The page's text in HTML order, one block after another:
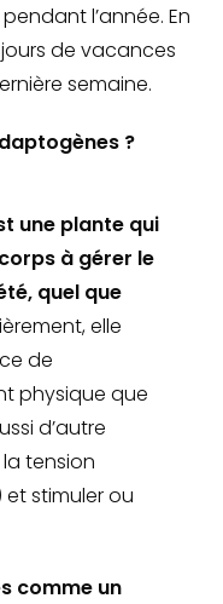
l’année. En
de vacances
semaine.
?
une plante qui
à gérer le
quel que
elle
de
physique que
d’autre
tension
et stimuler ou
comme un